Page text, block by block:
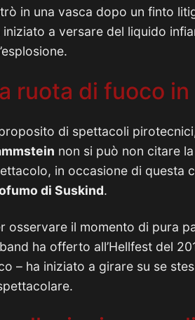
in una vasca dopo un finto
iniziato a versare del liquido
ruota di fuoco
di spettacoli
non si può non citare
in occasione di questa
di Suskind.
osservare il momento di pura
ha offerto all’Hellfest del
– ha iniziato a girare su se